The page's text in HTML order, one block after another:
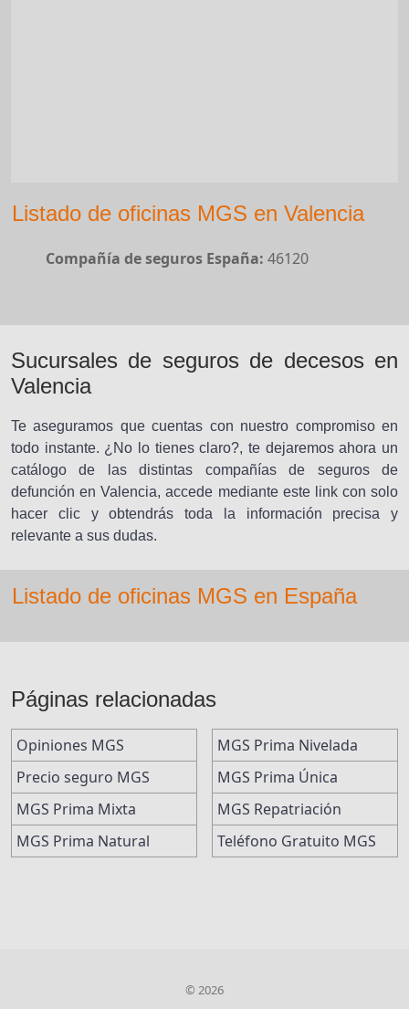
Listado de oficinas MGS en Valencia
Compañía de seguros España: 46120
Sucursales de seguros de decesos en
Valencia
Te aseguramos que cuentas con nuestro compromiso en
todo instante. ¿No lo tienes claro?, te dejaremos ahora un
catálogo de las distintas compañías de seguros de
defunción en Valencia, accede mediante este link con solo
hacer clic y obtendrás toda la información precisa y
relevante a sus dudas.
Listado de oficinas MGS en España
Páginas relacionadas
Opiniones MGS
Precio seguro MGS
MGS Prima Mixta
MGS Prima Natural
MGS Prima Nivelada
MGS Prima Única
MGS Repatriación
Teléfono Gratuito MGS
© 2026